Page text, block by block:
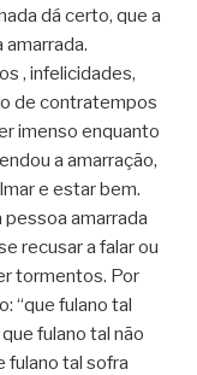
dá certo, que a
, infelicidades,
de contratempos
imenso enquanto
a amarração,
e estar bem.
pessoa amarrada
recusar a falar ou
tormentos. Por
“que fulano tal
fulano tal não
fulano tal sofra